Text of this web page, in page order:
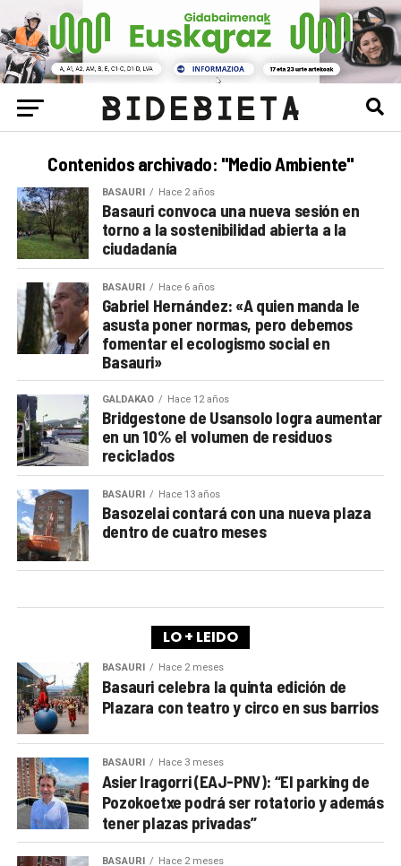
Contenidos archivado: "Medio Ambiente"
BASAURI Hace 2 años
Basauri convoca una nueva sesión en
torno a la sostenibilidad abierta a la
ciudadanía
BASAURI Hace 6 años
Gabriel Hernández: «A quien manda le
asusta poner normas, pero debemos
fomentar el ecologismo social en
Basauri»
GALDAKAO Hace 12 años
Bridgestone de Usansolo logra aumentar
en un 10% el volumen de residuos
reciclados
BASAURI Hace 13 años
Basozelai contará con una nueva plaza
dentro de cuatro meses
LO + LEIDO
BASAURI Hace 2 meses
Basauri celebra la quinta edición de
Plazara con teatro y circo en sus barrios
BASAURI Hace 3 meses
Asier Iragorri (EAJ-PNV): “El parking de
Pozokoetxe podrá ser rotatorio y además
tener plazas privadas”
BASAURI Hace 2 meses